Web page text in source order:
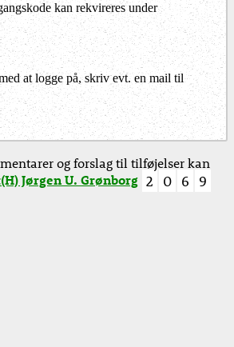
kan rekvireres under
at logge på, skriv evt. en mail til
og forslag til tilføjelser kan
Jørgen U. Grønborg 2 0 6 9